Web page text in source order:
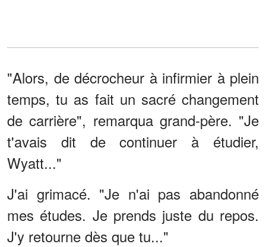
"Alors, de décrocheur à infirmier à plein
temps, tu as fait un sacré changement
de carrière", remarqua grand-père. "Je
t'avais dit de continuer à étudier,
Wyatt..."
J'ai grimacé. "Je n'ai pas abandonné
mes études. Je prends juste du repos.
J'y retourne dès que tu..."